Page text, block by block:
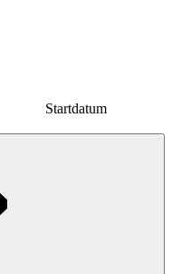
Startdatum